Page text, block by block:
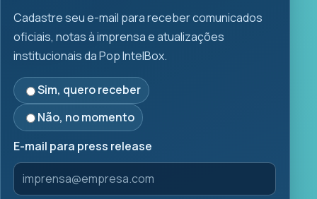
Cadastre seu e-mail para receber comunicados
oficiais, notas à imprensa e atualizações
institucionais da Pop IntelBox.
Sim, quero receber
Não, no momento
E-mail para press release